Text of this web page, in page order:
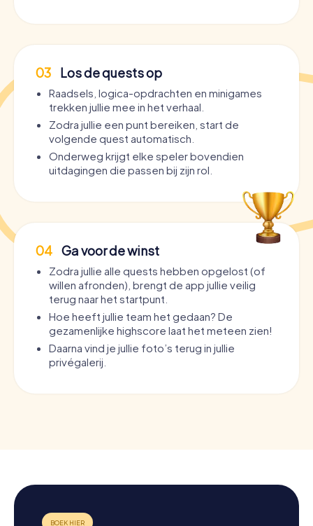
03 Los de quests op
Raadsels, logica-opdrachten en minigames
trekken jullie mee in het verhaal.
Zodra jullie een punt bereiken, start de
volgende quest automatisch.
Onderweg krijgt elke speler bovendien
uitdagingen die passen bij zijn rol.
04 Ga voor de winst
Zodra jullie alle quests hebben opgelost (of
willen afronden), brengt de app jullie veilig
terug naar het startpunt.
Hoe heeft jullie team het gedaan? De
gezamenlijke highscore laat het meteen zien!
Daarna vind je jullie foto’s terug in jullie
privégalerij.